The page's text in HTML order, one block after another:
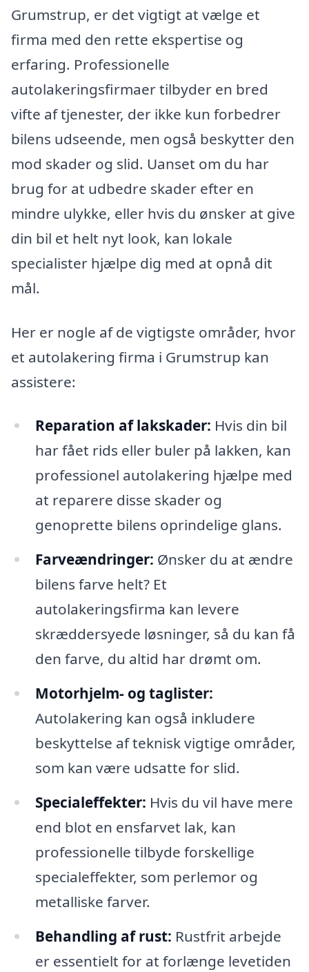
Grumstrup, er det vigtigt at vælge et
firma med den rette ekspertise og
erfaring. Professionelle
autolakeringsfirmaer tilbyder en bred
vifte af tjenester, der ikke kun forbedrer
bilens udseende, men også beskytter den
mod skader og slid. Uanset om du har
brug for at udbedre skader efter en
mindre ulykke, eller hvis du ønsker at give
din bil et helt nyt look, kan lokale
specialister hjælpe dig med at opnå dit
mål.
Her er nogle af de vigtigste områder, hvor
et autolakering firma i Grumstrup kan
assistere:
Reparation af lakskader: Hvis din bil
har fået rids eller buler på lakken, kan
professionel autolakering hjælpe med
at reparere disse skader og
genoprette bilens oprindelige glans.
Farveændringer: Ønsker du at ændre
bilens farve helt? Et
autolakeringsfirma kan levere
skræddersyede løsninger, så du kan få
den farve, du altid har drømt om.
Motorhjelm- og taglister:
Autolakering kan også inkludere
beskyttelse af teknisk vigtige områder,
som kan være udsatte for slid.
Specialeffekter: Hvis du vil have mere
end blot en ensfarvet lak, kan
professionelle tilbyde forskellige
specialeffekter, som perlemor og
metalliske farver.
Behandling af rust: Rustfrit arbejde
er essentielt for at forlænge levetiden